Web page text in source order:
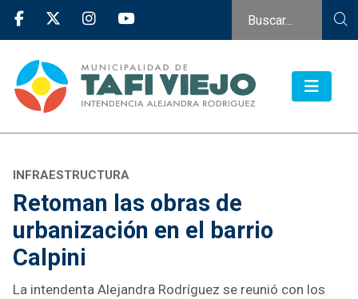
INFRAESTRUCTURA
Retoman las obras de
urbanización en el barrio
Calpini
La intendenta Alejandra Rodríguez se reunió con los